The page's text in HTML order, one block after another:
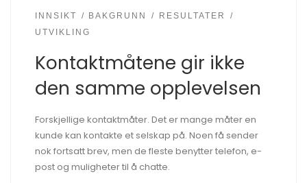
INNSIKT BAKGRUNN
RESULTATER
UTVIKLING
Kontaktmåtene gir ikke
den samme opplevelsen
Forskjellige kontaktmåter. Det er mange måter en
kunde kan kontakte et selskap på. Noen få sender
nok fortsatt brev, men de fleste benytter telefon, e-
post og muligheter til å chatte.